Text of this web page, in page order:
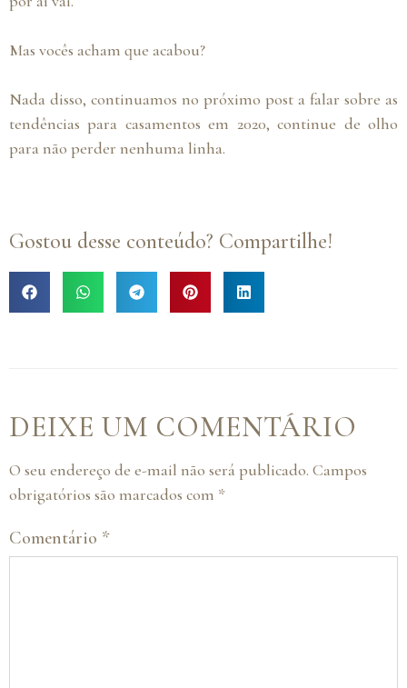
Mas vocês acham que acabou?
Nada disso, continuamos no próximo post a falar sobre as
tendências para casamentos em 2020, continue de olho
para não perder nenhuma linha.
Gostou desse conteúdo? Compartilhe!
DEIXE UM COMENTÁRIO
O seu endereço de e-mail não será publicado. Campos
obrigatórios são marcados com *
Comentário *